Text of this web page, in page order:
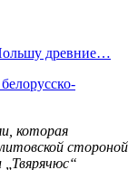
древние…
которая
стороной